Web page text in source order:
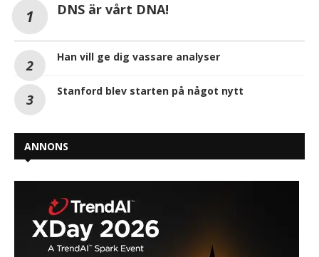
DNS är vårt DNA!
Han vill ge dig vassare analyser
Stanford blev starten på något nytt
ANNONS